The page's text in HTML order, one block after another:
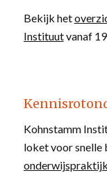
Bekijk het
Instituutvanaf
Kohnstamm
loket voor snelle
onderwijspraktijk